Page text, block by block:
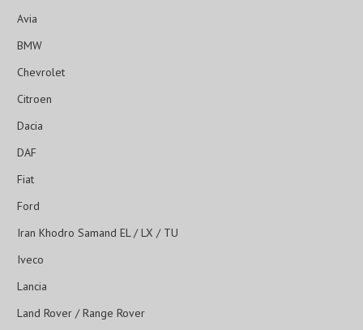
Avia
BMW
Chevrolet
Citroen
Dacia
DAF
Fiat
Ford
Iran Khodro Samand EL / LX / TU
Iveco
Lancia
Land Rover / Range Rover